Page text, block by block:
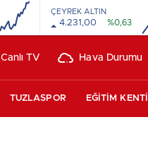
ÇEYREK ALTIN
4.231,00 %0,63
Canlı TV Hava Durumu
TUZLASPOR EĞİTİM